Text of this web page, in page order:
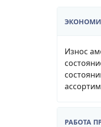
Износ
РАБОТА